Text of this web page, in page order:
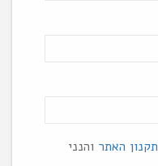
תקנון האתר והנני